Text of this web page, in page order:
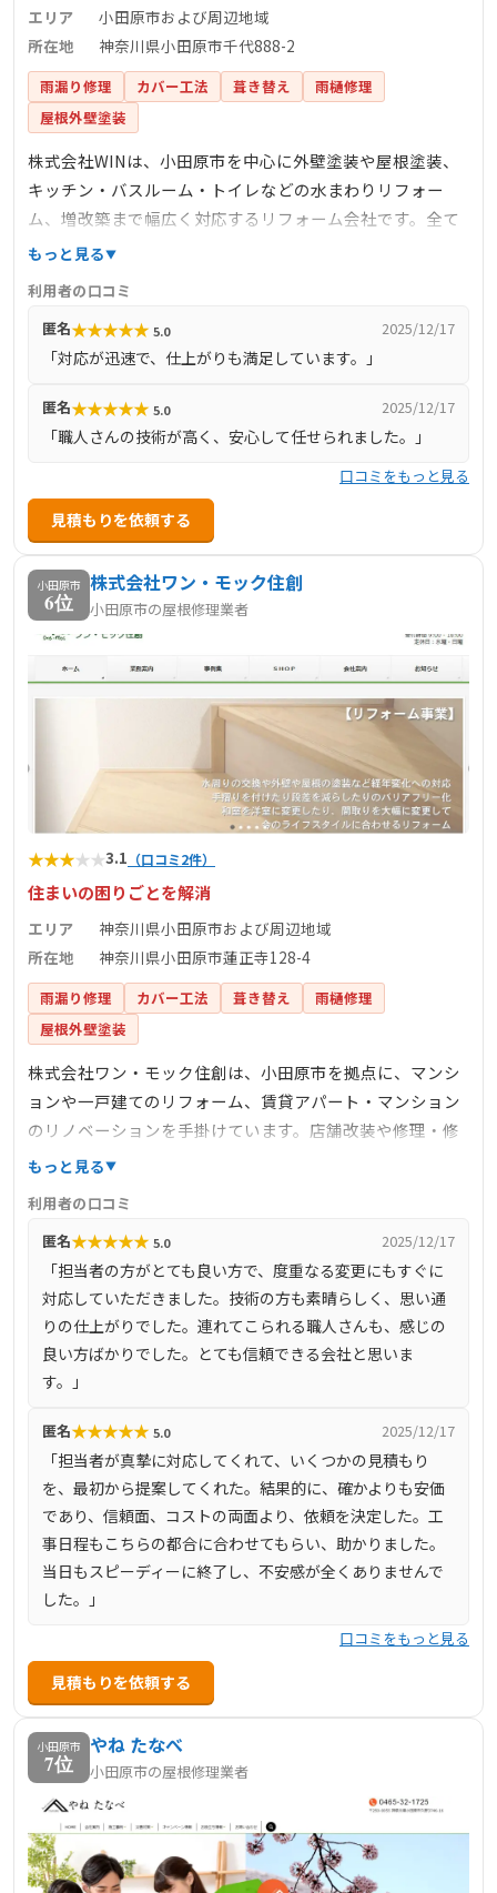
エリア
小田原市および周辺地域
所在地
神奈川県小田原市千代888-2
雨漏り修理 カバー工法 葺き替え
雨樋修理
屋根外壁塗装
株式会社WINは、小田原市を中心に外壁塗装や屋根塗装、
キッチン・バスルーム・トイレなどの水まわりリフォー
ム、増改築まで幅広く対応するリフォーム会社です。全て
の施工を自社で行うことで、余分な費用を抑え、高品質な
査は無料で対応しており、リフォームに関するご質問やご
相談にも親身に応じています。
もっと見る
利用者の口コミ
匿名★★★★★ 5.0 2025/12/17
「対応が迅速で、仕上がりも満足しています。」
匿名★★★★★ 5.0 2025/12/17
「職人さんの技術が高く、安心して任せられました。」
口コミをもっと見る
見積もりを依頼する
小田原市
6位
株式会社ワン・モック住創
小田原市の屋根修理業者
★★★★★3.1 （口コミ2件）
住まいの困りごとを解消
エリア
神奈川県小田原市および周辺地域
所在地
神奈川県小田原市蓮正寺128-4
雨漏り修理 カバー工法 葺き替え
雨樋修理
屋根外壁塗装
株式会社ワン・モック住創は、小田原市を拠点に、マンシ
ョンや一戸建てのリフォーム、賃貸アパート・マンション
のリノベーションを手掛けています。店舗改装や修理・修
繕工事、設備機器のメンテナンスも行っており、介護リフ
たる設計・施工に対応可能です。住宅小物・雑貨の販売も
行っており、インテリアに合わせた内装デザインのコーデ
ィネートも提案しています。
もっと見る
利用者の口コミ
匿名★★★★★ 5.0 2025/12/17
「担当者の方がとても良い方で、度重なる変更にもすぐに
対応していただきました。技術の方も素晴らしく、思い通
りの仕上がりでした。連れてこられる職人さんも、感じの
良い方ばかりでした。とても信頼できる会社と思いま
す。」
匿名★★★★★ 5.0 2025/12/17
「担当者が真摯に対応してくれて、いくつかの見積もり
を、最初から提案してくれた。結果的に、確かよりも安価
であり、信頼面、コストの両面より、依頼を決定した。工
事日程もこちらの都合に合わせてもらい、助かりました。
当日もスピーディーに終了し、不安感が全くありませんで
した。」
口コミをもっと見る
見積もりを依頼する
小田原市
7位
やね たなべ
小田原市の屋根修理業者